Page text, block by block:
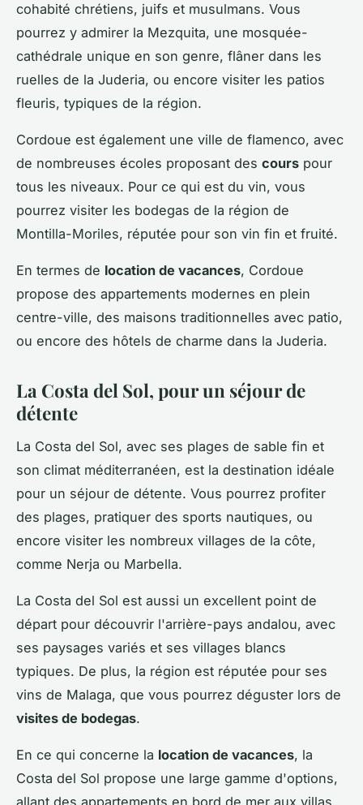
cohabité chrétiens, juifs et musulmans. Vous
pourrez y admirer la Mezquita, une mosquée-
cathédrale unique en son genre, flâner dans les
ruelles de la Juderia, ou encore visiter les patios
fleuris, typiques de la région.
Cordoue est également une ville de flamenco, avec
de nombreuses écoles proposant des cours pour
tous les niveaux. Pour ce qui est du vin, vous
pourrez visiter les bodegas de la région de
Montilla-Moriles, réputée pour son vin fin et fruité.
En termes de location de vacances, Cordoue
propose des appartements modernes en plein
centre-ville, des maisons traditionnelles avec patio,
ou encore des hôtels de charme dans la Juderia.
La Costa del Sol, pour un séjour de
détente
La Costa del Sol, avec ses plages de sable fin et
son climat méditerranéen, est la destination idéale
pour un séjour de détente. Vous pourrez profiter
des plages, pratiquer des sports nautiques, ou
encore visiter les nombreux villages de la côte,
comme Nerja ou Marbella.
La Costa del Sol est aussi un excellent point de
départ pour découvrir l'arrière-pays andalou, avec
ses paysages variés et ses villages blancs
typiques. De plus, la région est réputée pour ses
vins de Malaga, que vous pourrez déguster lors de
visites de bodegas.
En ce qui concerne la location de vacances, la
Costa del Sol propose une large gamme d'options,